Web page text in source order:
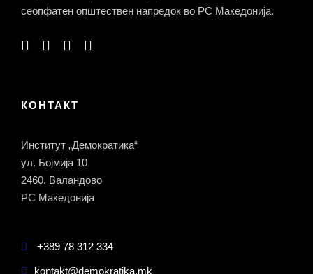
сеопфатен општествен напредок во РС Македонија.
КОНТАКТ
Институт „Демократика“
ул. Бојмија 10
2460, Валандово
РС Македонија
+389 78 312 334
kontakt@demokratika.mk